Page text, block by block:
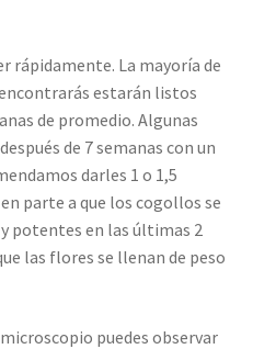
rápidamente. La mayoría de
estarán listos
de promedio. Algunas
de 7 semanas con un
darles 1 o 1,5
parte a que los cogollos se
potentes en las últimas 2
las flores se llenan de peso
puedes observar